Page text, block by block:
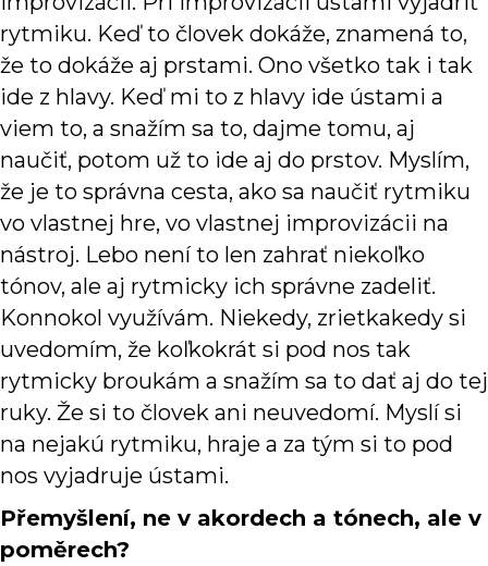
rytmiku. Keď to človek dokáže, znamená to,
že to dokáže aj prstami. Ono všetko tak i tak
ide z hlavy. Keď mi to z hlavy ide ústami a
viem to, a snažím sa to, dajme tomu, aj
naučiť, potom už to ide aj do prstov. Myslím,
že je to správna cesta, ako sa naučiť rytmiku
vo vlastnej hre, vo vlastnej improvizácii na
nástroj. Lebo není to len zahrať niekoľko
tónov, ale aj rytmicky ich správne zadeliť.
Konnokol využívám. Niekedy, zrietkakedy si
uvedomím, že koľkokrát si pod nos tak
rytmicky broukám a snažím sa to dať aj do tej
ruky. Že si to človek ani neuvedomí. Myslí si
na nejakú rytmiku, hraje a za tým si to pod
nos vyjadruje ústami.
Přemyšlení, ne v akordech a tónech, ale v
poměrech?